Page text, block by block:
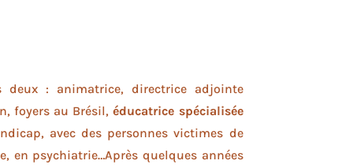
deux : animatrice, directrice adjointe
foyers au Brésil,éducatrice spécialisée
avec des personnes victimes de
en psychiatrie…Après quelques années